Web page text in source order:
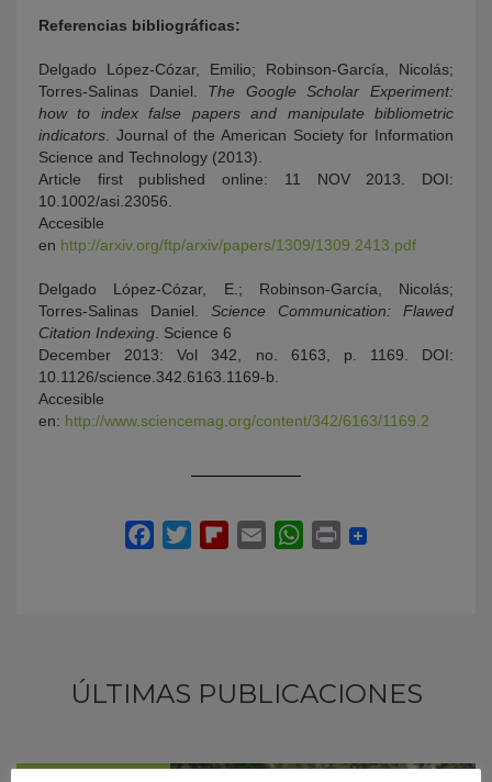
Referencias bibliográficas:
Delgado López‐Cózar, Emilio; Robinson‐García, Nicolás;
Torres‐Salinas Daniel. The Google Scholar Experiment:
how to index false papers and manipulate bibliometric
indicators. Journal of the American Society for Information
Science and Technology (2013).
Article first published online: 11 NOV 2013. DOI:
10.1002/asi.23056.
Accesible
en http://arxiv.org/ftp/arxiv/papers/1309/1309.2413.pdf
Delgado López‐Cózar, E.; Robinson‐García, Nicolás;
Torres‐Salinas Daniel. Science Communication: Flawed
Citation Indexing. Science 6
December 2013: Vol 342, no. 6163, p. 1169. DOI:
10.1126/science.342.6163.1169-b.
Accesible
en: http://www.sciencemag.org/content/342/6163/1169.2
ÚLTIMAS PUBLICACIONES